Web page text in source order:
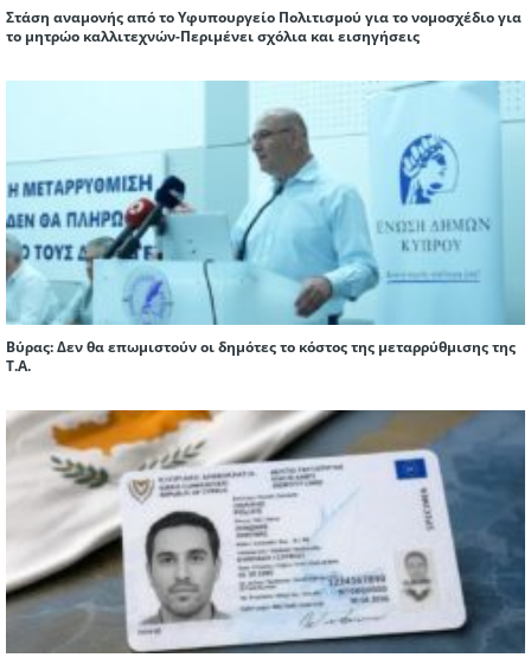
Στάση αναμονής από το Υφυπουργείο Πολιτισμού για το νομοσχέδιο για
το μητρώο καλλιτεχνών-Περιμένει σχόλια και εισηγήσεις
Βύρας: Δεν θα επωμιστούν οι δημότες το κόστος της μεταρρύθμισης της
Τ.Α.